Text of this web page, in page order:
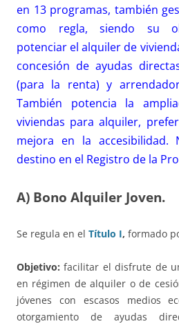
en 13 programas, también
como regla, siendo su
potenciar el alquiler de
concesión de ayudas
(para la renta) y
También potencia la
viviendas para alquiler,
mejora en la accesibilidad.
destino en el Registro de la
A) Bono Alquiler Joven.
Se regula en el Título I, formado
Objetivo:facilitar el disfrute de
en régimen de alquiler o de
jóvenes con escasos medios
otorgamiento de ayudas